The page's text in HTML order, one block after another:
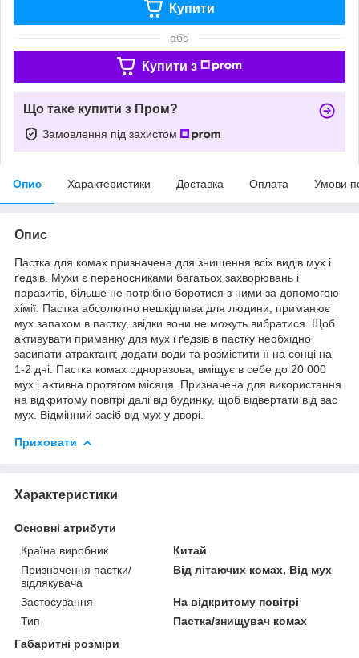
Купити
або
Купити з
Що таке купити з Пром?
Замовлення під захистом
Опис Характеристики Доставка Оплата Умови
Опис
Пастка для комах призначена для знищення всіх видів мух і
ґедзів. Мухи є переносниками багатьох захворювань і
паразитів, більше не потрібно боротися з ними за допомогою
хімії. Пастка абсолютно нешкідлива для людини, приманює
мух запахом в пастку, звідки вони не можуть вибратися. Щоб
активувати приманку для мух і ґедзів в пастку необхідно
засипати атрактант, додати води та розмістити її на сонці на
1-2 дні. Пастка комах одноразова, вміщує в себе до 20 000
мух і активна протягом місяця. Призначена для використання
на відкритому повітрі далі від будинку, щоб відвертати від вас
мух. Відмінний засіб від мух у дворі.
Приховати
Характеристики
Основні атрибути
Країна виробник
Китай
Призначення пастки/
відлякувача
Від літаючих комах, Від мух
Застосування
На відкритому повітрі
Тип
Пастка/знищувач комах
Габаритні розміри